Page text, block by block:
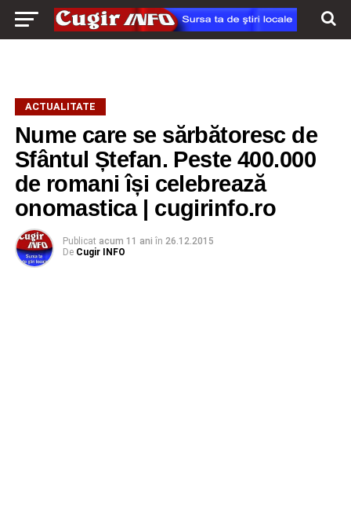
ACTUALITATE
Nume care se sărbătoresc de
Sfântul Ștefan. Peste 400.000
de romani își celebrează
onomastica | cugirinfo.ro
Publicat acum 11 ani în 26.12.2015
De Cugir INFO